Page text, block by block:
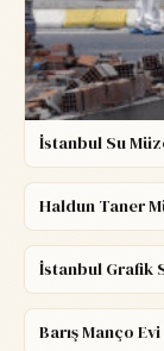
İstanbul Su
Haldun Taner
İstanbul Grafik
Barış Manço Evi